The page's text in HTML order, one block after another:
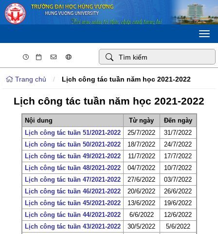
Trang chủ / Lịch công tác tuần năm học 2021-2022
Lịch công tác tuần năm học 2021-2022
Nội dung Từ ngày
Đến ngày
Lịch công tác tuần 51/2021-2022
25/7/2022
31/7/2022
Lịch công tác tuần 50/2021-2022
18/7/2022
24/7/2022
Lịch công tác tuần 49/2021-2022
11/7/2022
17/7/2022
Lịch công tác tuần 48/2021-2022
04/7/2022
10/7/2022
Lịch công tác tuần 47/2021-2022
27/6/2022
03/7/2022
Lịch công tác tuần 46/2021-2022
20/6/2022
26/6/2022
Lịch công tác tuần 45/2021-2022
13/6/2022
19/6/2022
Lịch công tác tuần 44/2021-2022
6/6/2022
12/6/2022
Lịch công tác tuần 43/2021-2022
30/5/2022
5/6/2022